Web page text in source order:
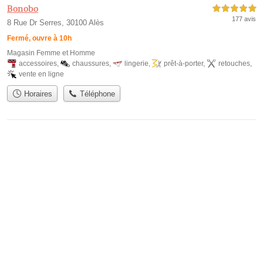
Bonobo
8 Rue Dr Serres, 30100 Alès
Fermé, ouvre à 10h
5,0 étoiles sur 5
177 avis
Magasin Femme et Homme
accessoires
chaussures lingerie prêt-à-porter, retouches
vente en ligne
Horaires Téléphone